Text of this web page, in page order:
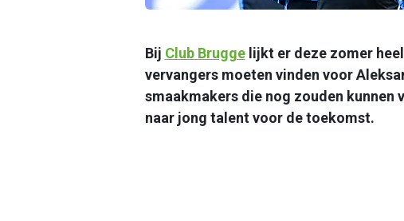
Bij Club Bruggelijkt er deze zomer
vervangers moeten vinden voor
smaakmakers die nog zouden kunnen
naar jong talent voor de toekomst.